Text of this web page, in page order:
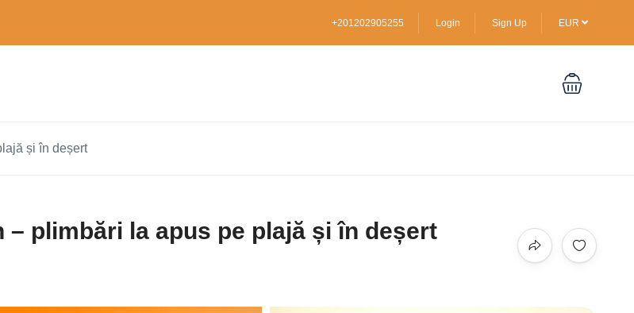
+201202905255 Login Sign Up EUR
și în deșert
plimbări la apus pe plajă și în deșert